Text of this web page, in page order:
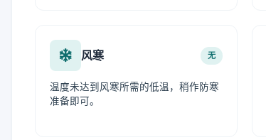
风寒 无
温度未达到风寒所需的低温，稍作防寒
准备即可。